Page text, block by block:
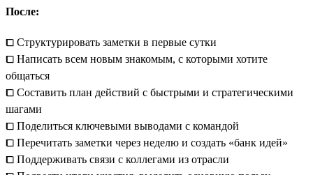
После:
⧠ Структурировать заметки в первые сутки
⧠ Написать всем новым знакомым, с которыми хотите
общаться
⧠ Составить план действий с быстрыми и стратегическими
шагами
⧠ Поделиться ключевыми выводами с командой
⧠ Перечитать заметки через неделю и создать «банк идей»
⧠ Поддерживать связи с коллегами из отрасли